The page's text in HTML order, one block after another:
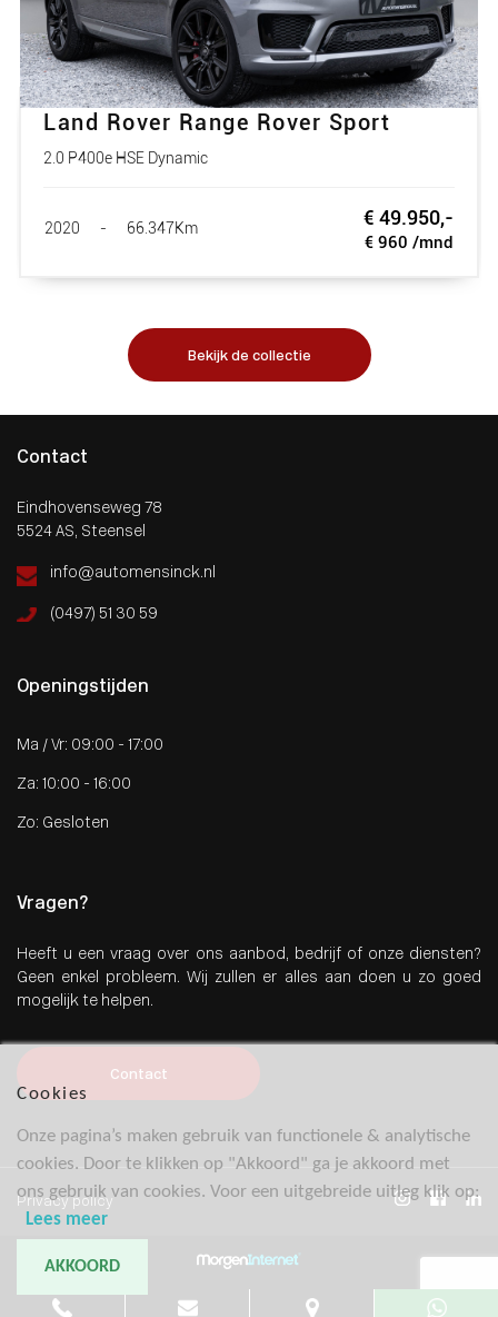
Land Rover Range Rover Sport
2.0 P400e HSE Dynamic
2020 - 66.347Km € 49.950,-
€ 960 /mnd
Bekijk de collectie
Contact
Eindhovenseweg 78
5524 AS, Steensel
info@automensinck.nl
(0497) 51 30 59
Openingstijden
Ma / Vr: 09:00 - 17:00
Za: 10:00 - 16:00
Zo: Gesloten
Vragen?
Heeft u een vraag over ons aanbod, bedrijf of onze diensten?
Geen enkel probleem. Wij zullen er alles aan doen u zo goed
mogelijk te helpen.
Contact
Privacy policy
Cookies
Onze pagina’s maken gebruik van functionele & analytische
cookies. Door te klikken op "Akkoord" ga je akkoord met
ons gebruik van cookies. Voor een uitgebreide uitleg klik op:
Lees meer
AKKOORD